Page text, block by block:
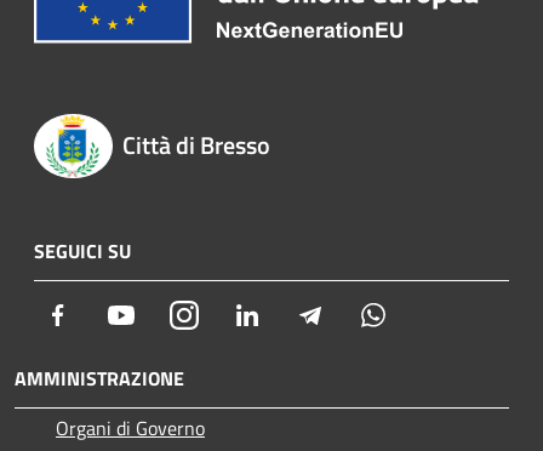
Città di Bresso
SEGUICI SU
Facebook YoutubeInstagram LinkedIn Telegram
AMMINISTRAZIONE
Organi di Governo